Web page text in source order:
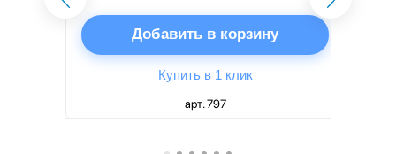
Добавить в корзину
Купить в 1 клик
арт. 797